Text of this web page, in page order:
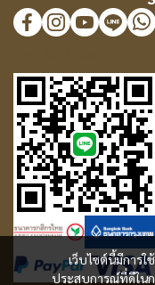
เว็บไซต์นี้มีการ
ประสบการณ์ที่ดีในก